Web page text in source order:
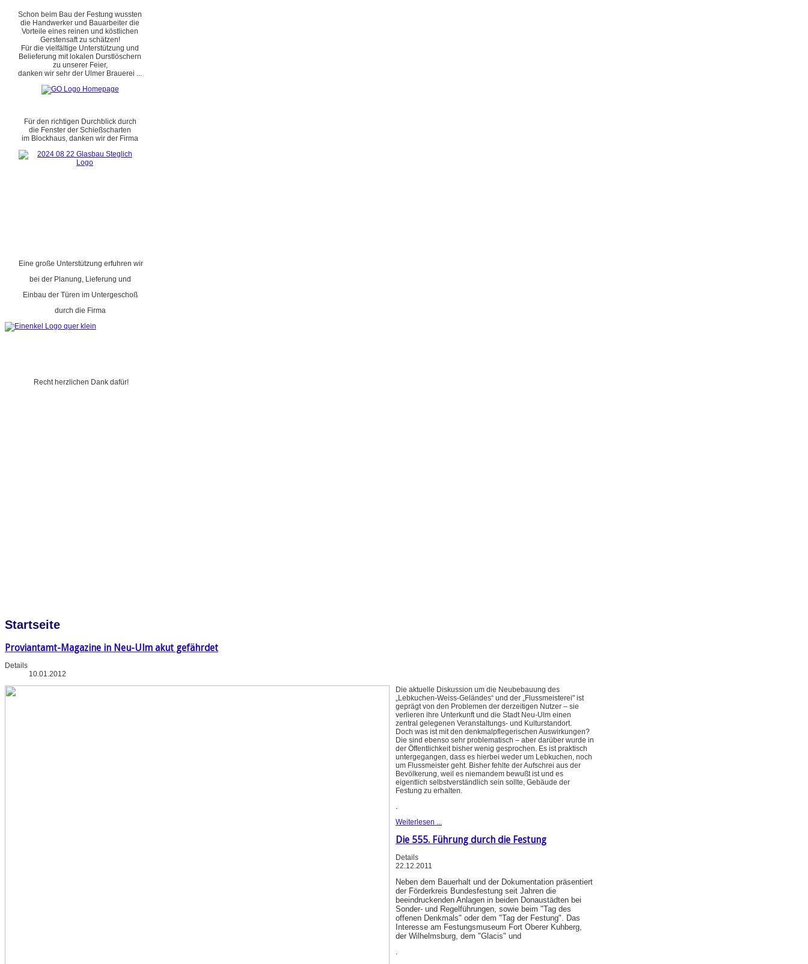
Schon beim Bau der Festung wussten
die Handwerker und Bauarbeiter die
Vorteile eines reinen und köstlichen
Gerstensaft zu schätzen!
Für die vielfältige Unterstützung und
Belieferung mit lokalen Durstlöschern
zu unserer Feier,
danken wir sehr der Ulmer Brauerei ...
Für den richtigen Durchblick durch
die Fenster der Schießscharten
im Blockhaus, danken wir der Firma
Eine große Unterstützung erfuhren wir
bei der Planung, Lieferung und
Einbau der Türen im Untergeschoß
durch die Firma
Recht herzlichen Dank dafür!
Startseite
Proviantamt-Magazine in Neu-Ulm akut gefährdet
Details
10.01.2012
Die aktuelle Diskussion um die Neubebauung des
„Lebkuchen-Weiss-Geländes“ und der „Flussmeisterei" ist
geprägt von den Problemen der derzeitigen Nutzer – sie
verlieren ihre Unterkunft und die Stadt Neu-Ulm einen
zentral gelegenen Veranstaltungs- und Kulturstandort.
Doch was ist mit den denkmalpflegerischen Auswirkungen?
Die sind ebenso sehr problematisch – aber darüber wurde in
der Öffentlichkeit bisher wenig gesprochen. Es ist praktisch
untergegangen, dass es hierbei weder um Lebkuchen, noch
um Flussmeister geht. Bisher fehlte der Aufschrei aus der
Bevölkerung, weil es niemandem bewußt ist und es
eigentlich selbstverständlich sein sollte, Gebäude der
Festung zu erhalten.
.
Weiterlesen ...
Die 555. Führung durch die Festung
Details
22.12.2011
Neben dem Bauerhalt und der Dokumentation präsentiert
der Förderkreis Bundesfestung seit Jahren die
beeindruckenden Anlagen in beiden Donaustädten bei
Sonder- und Regelführungen, sowie beim "Tag des
offenen Denkmals" oder dem "Tag der Festung". Das
Interesse am Festungsmuseum Fort Oberer Kuhberg,
der Wilhelmsburg, dem "Glacis" und